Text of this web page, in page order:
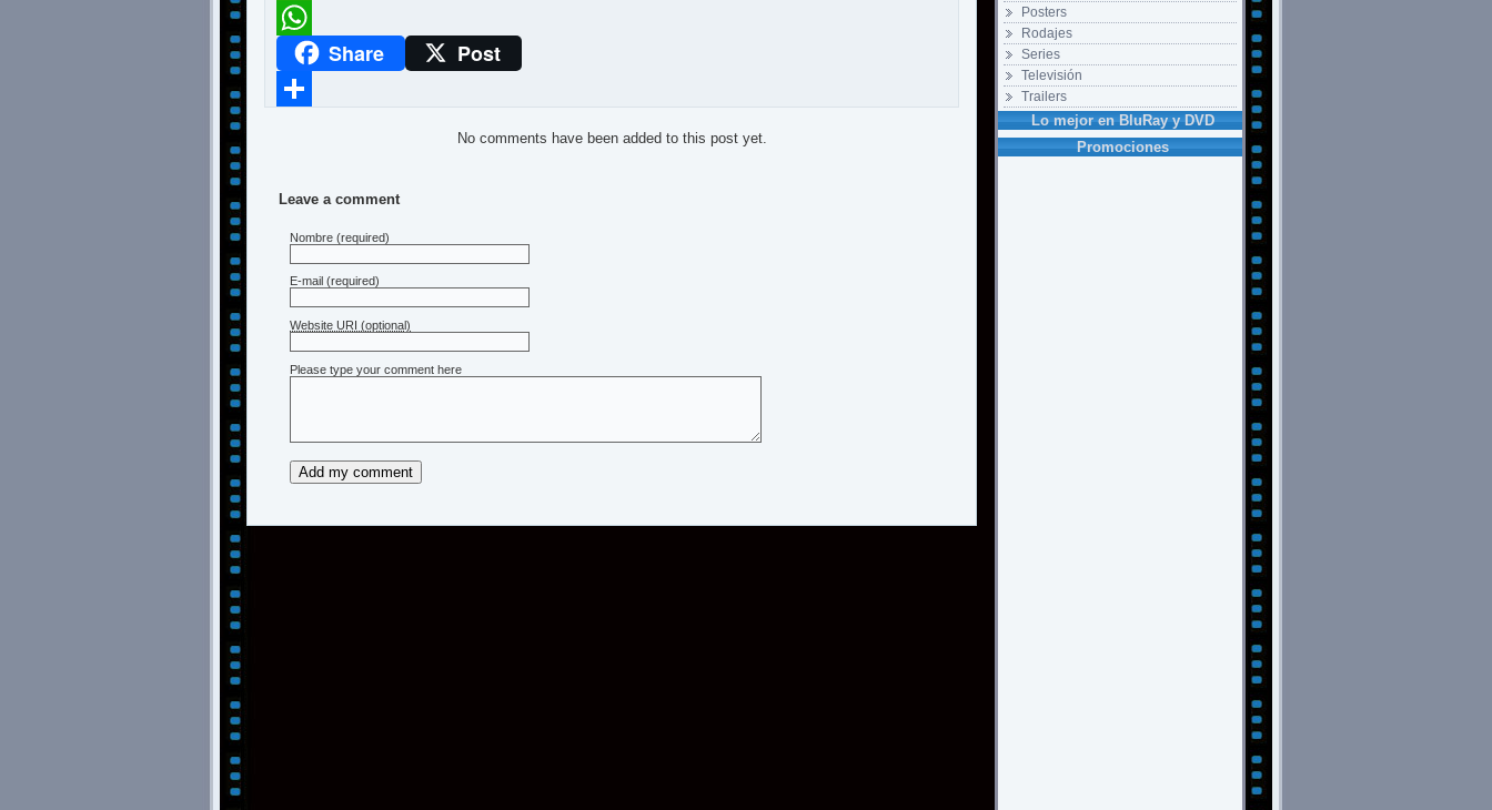
Posters
Rodajes
Series
Televisión
Trailers
Lo mejor en BluRay y DVD
Promociones
Meneame
WhatsAppShare Post
No comments have been added to this post yet.
Leave a comment
Nombre (required)
E-mail (required)
Website URI (optional)
Please type your comment here